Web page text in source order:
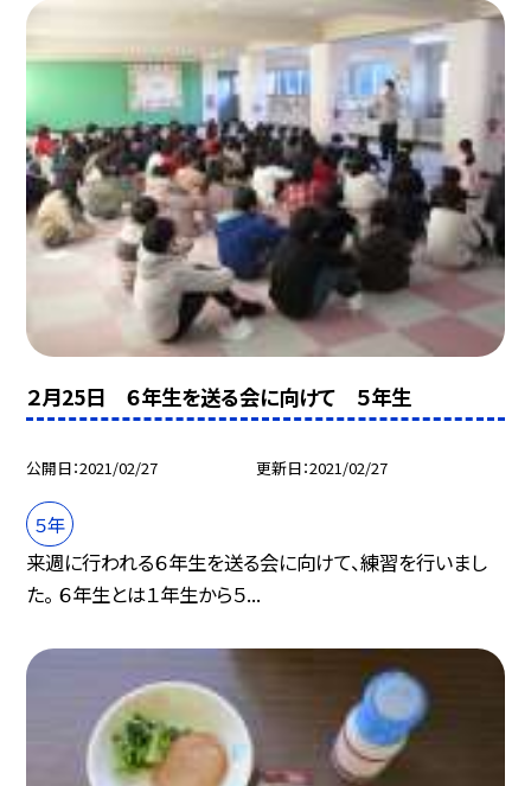
２月25日 ６年生を送る会に向けて ５年生
公開日 2021/02/27 更新日 2021/02/27
５年
来週に行われる６年生を送る会に向けて、練習を行いまし
た。 ６年生とは１年生から５...